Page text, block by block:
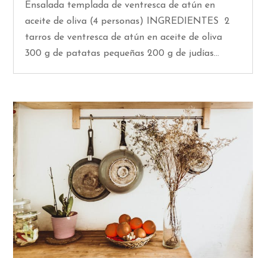
Ensalada templada de ventresca de atún en
aceite de oliva (4 personas) INGREDIENTES 2
tarros de ventresca de atún en aceite de oliva
300 g de patatas pequeñas 200 g de judías...